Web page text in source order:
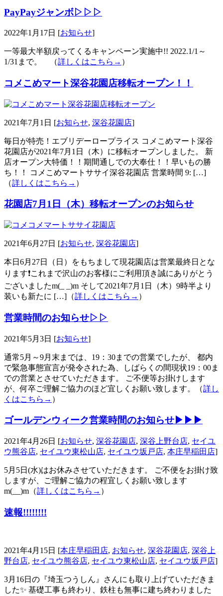
PayPayジャンボ▷▷▷
2022年1月17日 [お知らせ]
一等最大半額戻ってくるキャンペーン実施中!! 2022.1/1～
1/31まで。 （詳しくはこちら→ ）
コメこめマート深谷花園店移転オープン！！
2021年7月1日 [お知らせ, 深谷花園店]
毎日が特売！エブリデーロープライス コメこめマート深谷
花園店が2021年7月1日（木）に移転オープンしました。 新
店オープン大特価！！期間通しでの大奉仕！！早いもの勝
ち！！ コメこめマートササイ深谷花園店 営業時間 9: […]
（詳しくはこちら→ ）
花園店7月1日（木）移転オープンのお知らせ
2021年6月27日 [お知らせ, 深谷花園店]
本日6月27日（日）をもちまして現花園店は営業最終日とな
ります❗️これまで沢山のお客様にご利用頂き誠にありがとう
ございましたm(_ _)m そして2021年7月1日（木）9時半より
装いも新たに […]（詳しくはこちら→ ）
営業時間のお知らせ▷▷
2021年5月3日 [お知らせ]
通常5月～9月末までは、19：30までの営業でしたが、 都内
で緊急事態宣言が発令された為、しばらくの間現状19：00ま
での営業とさせていただきます。 ご不便等お掛けします
が、何卒ご理解ご協力のほど宜しくお願い致します。（詳し
くはこちら→ ）
ゴールデンウィーク営業時間のお知らせ▶▶▶
2021年4月26日 [お知らせ, 深谷花園店, 深谷上野台店, セイユ
ウ熊谷店, セイユウ東松山店, セイユウ坂戸店, 本庄早稲田店]
5月5日(水)はお休みさせていただきます。 ご不便をお掛け致
しますが、ご理解ご協力の程宜しくお願い致します
m(__)m（詳しくはこちら→ ）
速報!!!!!!!!
2021年4月15日 [本庄早稲田店, お知らせ, 深谷花園店, 深谷上
野台店, セイユウ熊谷店, セイユウ東松山店, セイユウ坂戸店]
3月16日の『埼玉つうしん』さんにも取り上げていただきま
した✨ 基礎工事も終わり、鉄柱も無事に建ち終わりました